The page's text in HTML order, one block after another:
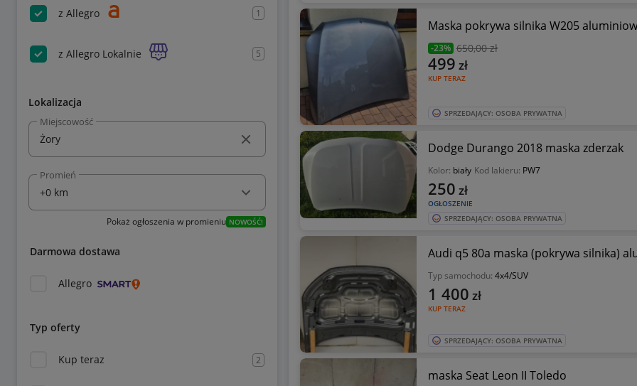
z Allegro 1
z Allegro Lokalnie 5
Lokalizacja
Miejscowość
Promień
Pokaż ogłoszenia w promieniu NOWOŚĆ!
Darmowa dostawa
Allegro
Typ oferty
Kup teraz 2
Maska pokrywa silnika W205
-23% 650,00 zł
KUP TERAZ
499 zł
SPRZEDAJĄCY: OSOBA PRYWATNA
Dodge Durango 2018 maska zderzak
Kolor: biały Kod lakieru: PW7
OGŁOSZENIE
250 zł
SPRZEDAJĄCY: OSOBA PRYWATNA
Audi q5 80a maska (pokrywa silnika)
Typ samochodu: 4x4/SUV
KUP TERAZ
1 400 zł
SPRZEDAJĄCY: OSOBA PRYWATNA
maska Seat Leon II Toledo